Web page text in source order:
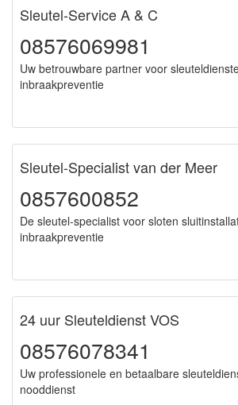
Sleutel-Service A & C
08576069981
Uw betrouwbare partner voor
inbraakpreventie
Sleutel-Specialist van der Meer
0857600852
De sleutel-specialist voor sloten
inbraakpreventie
24 uur Sleuteldienst VOS
08576078341
Uw professionele en betaalbare
nooddienst